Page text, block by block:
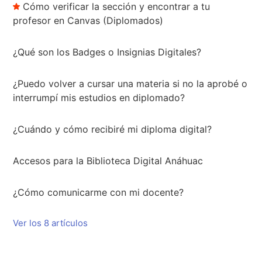
Cómo verificar la sección y encontrar a tu
profesor en Canvas (Diplomados)
¿Qué son los Badges o Insignias Digitales?
¿Puedo volver a cursar una materia si no la aprobé o
interrumpí mis estudios en diplomado?
¿Cuándo y cómo recibiré mi diploma digital?
Accesos para la Biblioteca Digital Anáhuac
¿Cómo comunicarme con mi docente?
Ver los 8 artículos